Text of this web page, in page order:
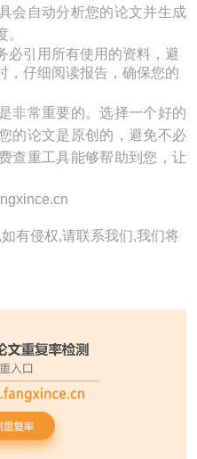
会自动分析您的论文并生成
必引用所有使用的资料，避
，仔细阅读报告，确保您的
非常重要的。选择一个好的
的论文是原创的，避免不必
查重工具能够帮助到您，让
有侵权,请联系我们,我们将